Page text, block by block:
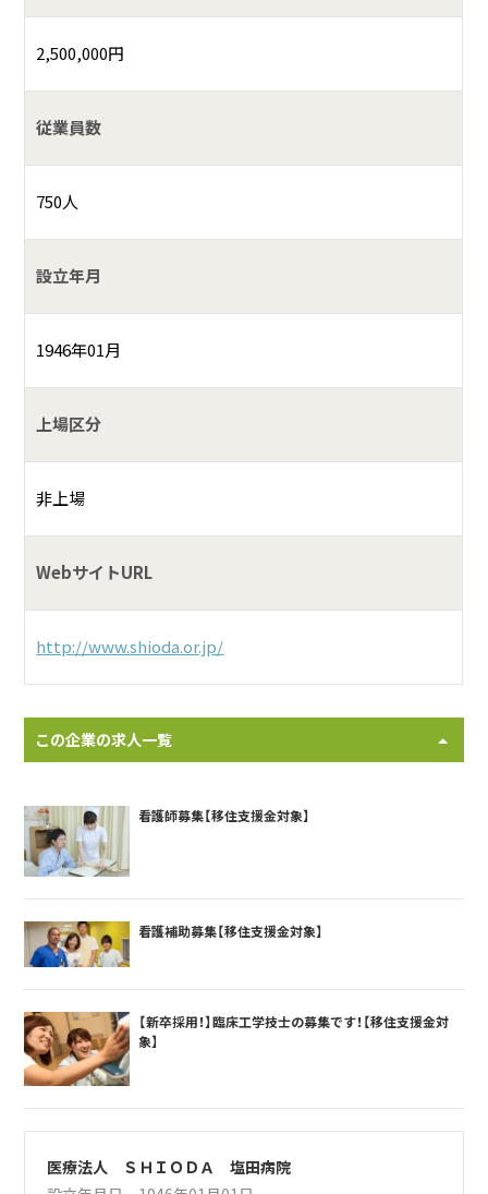
2,500,000円
従業員数
750人
設立年月
1946年01月
上場区分
非上場
WebサイトURL
http://www.shioda.or.jp/
この企業の求人一覧
看護師募集【移住支援金対象】
看護補助募集【移住支援金対象】
【新卒採用！】臨床工学技士の募集です！【移住支援金対
象】
医療法人 ＳＨＩＯＤＡ 塩田病院